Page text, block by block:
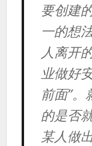
要创建
一的想
人离开
业做好
前面”
的是否
某人做